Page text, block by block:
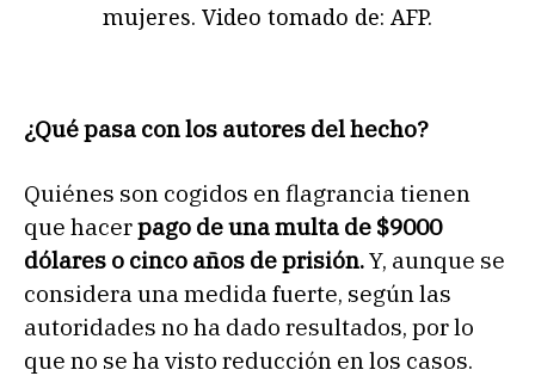
mujeres. Video tomado de: AFP.
¿Qué pasa con los autores del hecho?
Quiénes son cogidos en flagrancia tienen
que hacerpago de una multa de $9000
dólares o cinco años de prisión.Y, aunque se
considera una medida fuerte, según las
autoridades no ha dado resultados, por lo
que no se ha visto reducción en los casos.